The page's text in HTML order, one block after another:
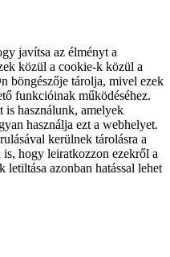
javítsa az élményt a
közül a cookie-k közül a
böngészője tárolja, mivel ezek
funkcióinak működéséhez.
is használunk, amelyek
használja ezt a webhelyet.
kerülnek tárolásra a
is, hogy leiratkozzon ezekről a
azonban hatással lehet